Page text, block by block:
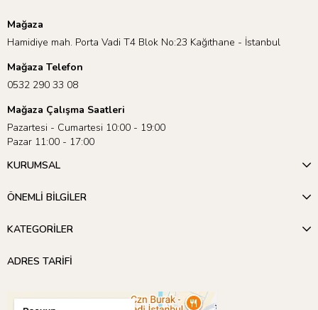
Mağaza
Hamidiye mah. Porta Vadi T4 Blok No:23 Kağıthane - İstanbul
Mağaza Telefon
0532 290 33 08
Mağaza Çalışma Saatleri
Pazartesi - Cumartesi 10:00 - 19:00
Pazar 11:00 - 17:00
KURUMSAL
ÖNEMLİ BİLGİLER
KATEGORİLER
ADRES TARİFİ